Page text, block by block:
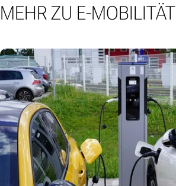
MEHR ZU E-MOBILITÄT